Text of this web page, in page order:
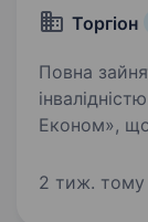
Торгіон
Повна
інвалідністю. Компанія «Най Най» та
Економ», що
Інспектора
2 тиж. тому